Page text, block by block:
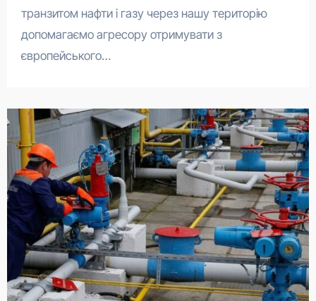
транзитом нафти і газу через нашу територію
допомагаємо агресору отримувати з
європейського…